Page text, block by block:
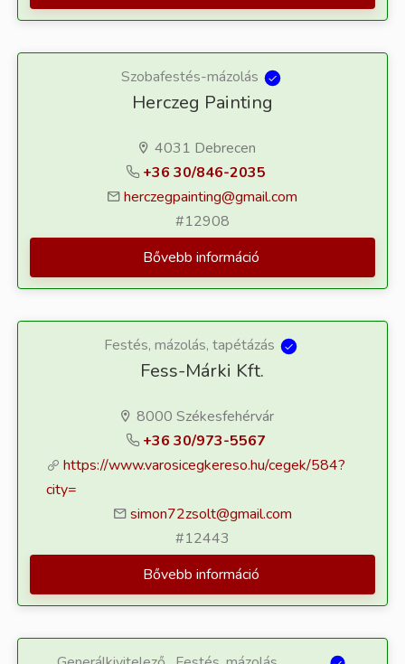
Szobafestés-mázolás
Herczeg Painting
4031 Debrecen
+36 30/846-2035
herczegpainting@gmail.com
#12908
Bővebb információ
Festés, mázolás, tapétázás
Fess-Márki Kft.
8000 Székesfehérvár
+36 30/973-5567
https://www.varosicegkereso.hu/cegek/584?
city=
simon72zsolt@gmail.com
#12443
Bővebb információ